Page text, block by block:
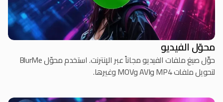
محوّل الفيديو
حوِّل صيغ ملفات الفيديو مجاناً عبر الإنترنت. استخدم محوّل BlurMe
لتحويل ملفات MP4 وAVI وMOV وغيرها.